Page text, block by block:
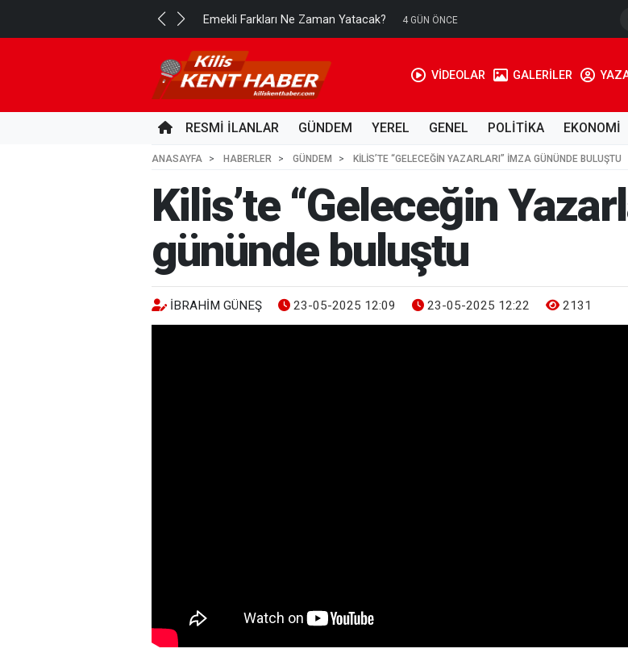
Emekli Farkları Ne Zaman Yatacak? 4 GÜN ÖNCE
VİDEOLAR GALERİLER
RESMİ İLANLAR GÜNDEM YEREL GENEL POLİTİKA EKONOMİ
ANASAYFA HABERLER GÜNDEM KILIS’TE “GELECEĞIN YAZARLARI” IMZA GÜNÜNDE BULUŞTU
Kilis’te “Geleceğin
gününde buluştu
İBRAHIM GÜNEŞ 23-05-2025 12:09 23-05-2025 12:22 2131